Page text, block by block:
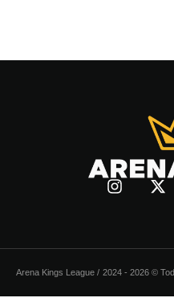
Arena Kings League / 2024 - 2026 ©